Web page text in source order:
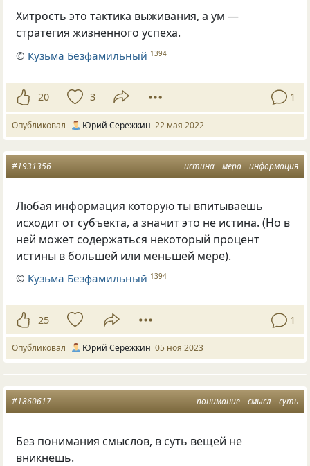
Хитрость это тактика выживания, а ум —
стратегия жизненного успеха.
© Кузьма Безфамильный 1394
20 3 1
Опубликовал Юрий Сережкин 22 мая 2022
истина мера информация
#1931356
Любая информация которую ты впитываешь
исходит от субъекта, а значит это не истина. (Но в
ней может содержаться некоторый процент
истины в большей или меньшей мере).
© Кузьма Безфамильный 1394
25 1
Опубликовал Юрий Сережкин 05 ноя 2023
понимание смысл суть
#1860617
Без понимания смыслов, в суть вещей не
вникнешь.